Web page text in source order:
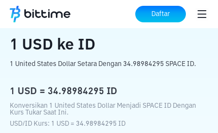
Daftar
Beranda Konverter Kripto ke
1 USD ke ID
1 United States Dollar Setara Dengan 34.98984295 SPACE ID.
1 USD = 34.98984295 ID
Konversikan 1 United States Dollar Menjadi SPACE ID Dengan
Kurs Tukar Saat Ini.
USD/ID Kurs: 1 USD = 34.98984295 ID